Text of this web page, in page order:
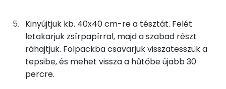
Zsír
Összesen
53.6 g
Telített zsírsav
32 g
Kinyújtjuk kb. 40x40 cm-re a tésztát. Felét
letakarjuk zsírpapírral, majd a szabad részt
ráhajtjuk. Folpackba csavarjuk visszatesszük a
tepsibe, és mehet vissza a hűtőbe újabb 30
percre.